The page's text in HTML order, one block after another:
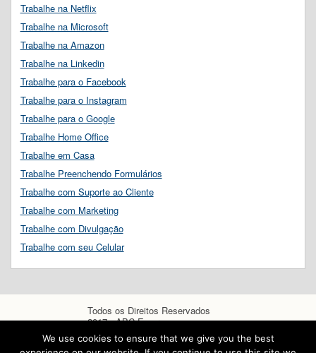
Trabalhe na Netflix
Trabalhe na Microsoft
Trabalhe na Amazon
Trabalhe na Linkedin
Trabalhe para o Facebook
Trabalhe para o Instagram
Trabalhe para o Google
Trabalhe Home Office
Trabalhe em Casa
Trabalhe Preenchendo Formulários
Trabalhe com Suporte ao Cliente
Trabalhe com Marketing
Trabalhe com Divulgação
Trabalhe com seu Celular
Todos os Direitos Reservados
2017 - ABC Empregos
We use cookies to ensure that we give you the best